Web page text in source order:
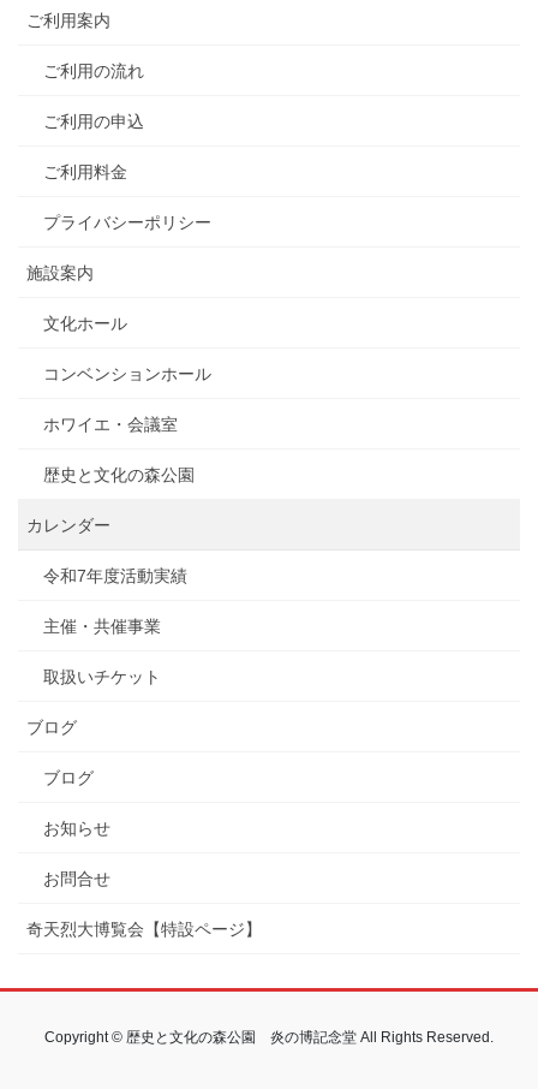
ご利用案内
ご利用の流れ
ご利用の申込
ご利用料金
プライバシーポリシー
施設案内
文化ホール
コンベンションホール
ホワイエ・会議室
歴史と文化の森公園
カレンダー
令和7年度活動実績
主催・共催事業
取扱いチケット
ブログ
ブログ
お知らせ
お問合せ
奇天烈大博覧会【特設ページ】
Copyright © 歴史と文化の森公園 炎の博記念堂 All Rights Reserved.